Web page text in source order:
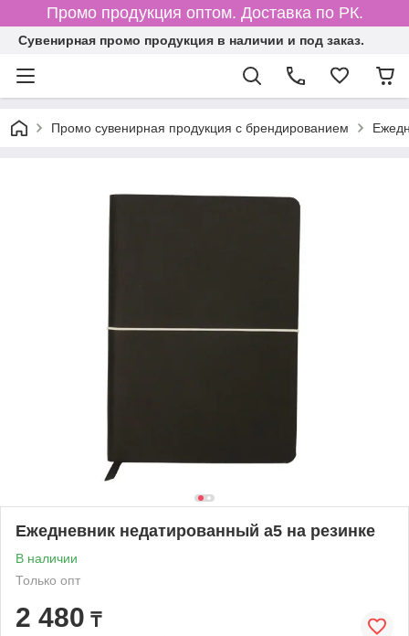
Промо продукция оптом. Доставка по РК.
Cувенирная промо продукция в наличии и под заказ.
Промо сувенирная продукция с брендированием
Ежедневник недатированный а5 на резинке
В наличии
Только опт
2 480 ₸